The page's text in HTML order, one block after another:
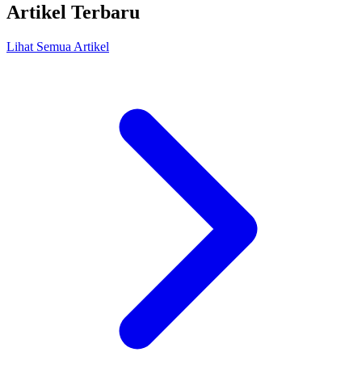
Artikel Terbaru
Lihat Semua Artikel